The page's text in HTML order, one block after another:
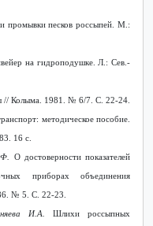
промывки песков россыпей. М.:
на гидроподушке. Л.: Сев.-
Колыма. 1981. № 6/7. С. 22-24.
методическое пособие.
16 с.
О достоверности показателей
приборах объединения
№ 5. С. 22-23.
И.А.Шлихи россыпных